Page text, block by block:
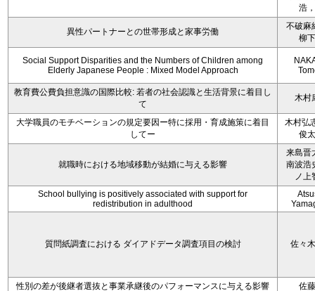
浩
異性パートナーとの世帯形成と家事労働
不破麻
柳
Social Support Disparities and the Numbers of Children among
Elderly Japanese People : Mixed Model Approach
教育費公費負担意識の国際比較: 若者の社会認識と生活背景に着目し
て
木村
大学職員のモチベーションの規定要因ー特に採用・育成施策に着目
してー
木村弘
俊
就職時における地域移動が結婚に与える影響
来島晋
南波浩
ノ上
School bullying is positively associated with support for
redistribution in adulthood
質問紙調査における ダイアドデータ調査項目の検討 佐々
性別の差が後継者選抜と事業承継後のパフォーマンスに与える影響
佐